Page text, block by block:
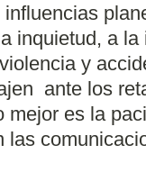
inquietud, a la
y
ante los
mejor es la
las